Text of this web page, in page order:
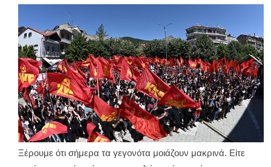
Ξέρουμε ότι σήμερα τα γεγονότα μοιάζουν μακρινά. Είτε